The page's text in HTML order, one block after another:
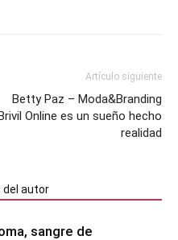
Artículo siguiente
Betty Paz – Moda&Branding
Online es un sueño hecho
realidad
del autor
sangre de